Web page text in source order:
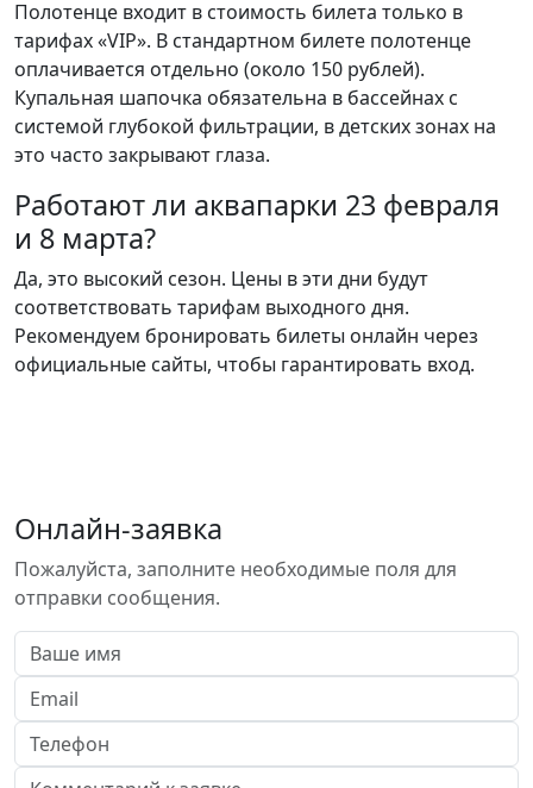
Полотенце входит в стоимость билета только в
тарифах «VIP». В стандартном билете полотенце
оплачивается отдельно (около 150 рублей).
Купальная шапочка обязательна в бассейнах с
системой глубокой фильтрации, в детских зонах на
это часто закрывают глаза.
Работают ли аквапарки 23 февраля
и 8 марта?
Да, это высокий сезон. Цены в эти дни будут
соответствовать тарифам выходного дня.
Рекомендуем бронировать билеты онлайн через
официальные сайты, чтобы гарантировать вход.
Онлайн-заявка
Пожалуйста, заполните необходимые поля для
отправки сообщения.